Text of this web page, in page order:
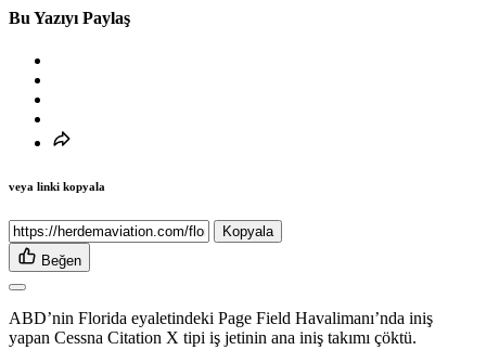
Bu Yazıyı Paylaş
veya linki kopyala
Kopyala
Beğen
ABD’nin Florida eyaletindeki Page Field Havalimanı’nda iniş
yapan Cessna Citation X tipi iş jetinin ana iniş takımı çöktü.